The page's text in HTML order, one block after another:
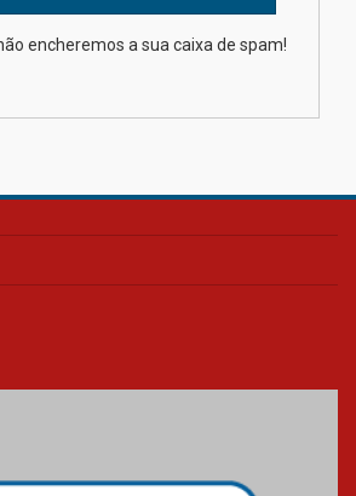
na educação dos filhos além da
encheremos a sua caixa de spam!